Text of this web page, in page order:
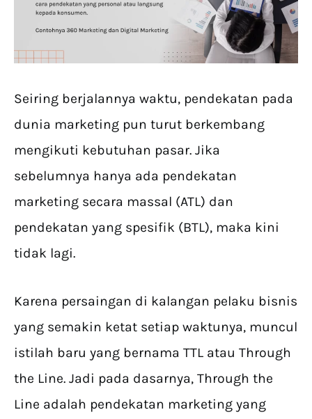
Seiring berjalannya waktu, pendekatan pada
dunia marketing pun turut berkembang
mengikuti kebutuhan pasar. Jika
sebelumnya hanya ada pendekatan
marketing secara massal (ATL) dan
pendekatan yang spesifik (BTL), maka kini
tidak lagi.
Karena persaingan di kalangan pelaku bisnis
yang semakin ketat setiap waktunya, muncul
istilah baru yang bernama TTL atau Through
the Line. Jadi pada dasarnya, Through the
Line adalah pendekatan marketing yang